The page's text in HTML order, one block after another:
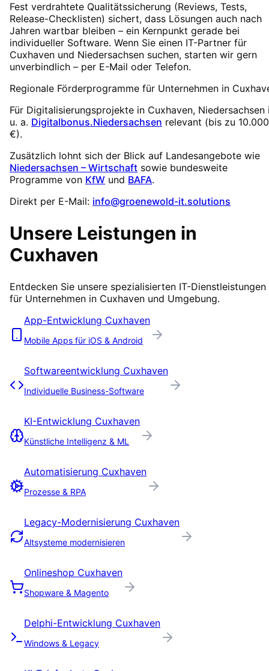
Fest verdrahtete Qualitätssicherung (Reviews, Tests,
Release-Checklisten) sichert, dass Lösungen auch nach
Jahren wartbar bleiben – ein Kernpunkt gerade bei
individueller Software. Wenn Sie einen IT-Partner für
Cuxhaven und Niedersachsen suchen, starten wir gern
unverbindlich – per E-Mail oder Telefon.
Regionale Förderprogramme für Unternehmen in
Für Digitalisierungsprojekte in Cuxhaven, Niedersachsen
u. a. Digitalbonus.Niedersachsen relevant (bis zu 10.000
€).
Zusätzlich lohnt sich der Blick auf Landesangebote wie
Niedersachsen – Wirtschaft sowie bundesweite
Programme von KfW und BAFA.
Direkt per E-Mail: info@groenewold-it.solutions
Unsere Leistungen in
Cuxhaven
Entdecken Sie unsere spezialisierten IT-Dienstleistungen
für Unternehmen in Cuxhaven und Umgebung.
App-Entwicklung Cuxhaven
Mobile Apps für iOS & Android
Softwareentwicklung Cuxhaven
Individuelle Business-Software
KI-Entwicklung Cuxhaven
Künstliche Intelligenz & ML
Automatisierung Cuxhaven
Prozesse & RPA
Legacy-Modernisierung Cuxhaven
Altsysteme modernisieren
Onlineshop Cuxhaven
Shopware & Magento
Delphi-Entwicklung Cuxhaven
Windows & Legacy